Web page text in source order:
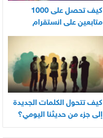
كيف تحصل على 1000
متابعين على انستقرام
بسرعة
كيف تتحول الكلمات الجديدة
إلى جزء من حديثنا اليومي؟